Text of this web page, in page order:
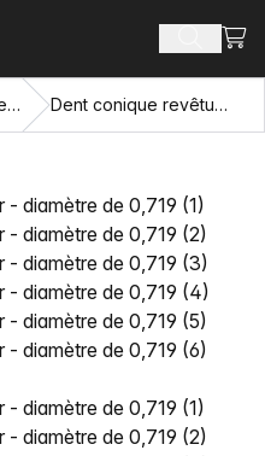
Voir
Dents de remplacement Dent conique revêtue de laser - diamètre de 0,719